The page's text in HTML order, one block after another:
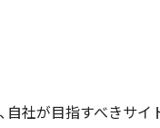
社が目指すべきサイ